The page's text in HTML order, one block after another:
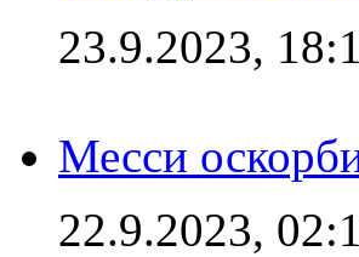
23.9.2023,
Месси
22.9.2023,